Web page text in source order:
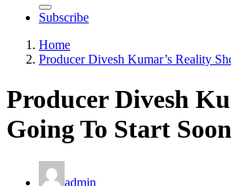
Subscribe
Home
Producer Divesh Kumar’s Reality
Producer Divesh
Going To Start Soon
admin